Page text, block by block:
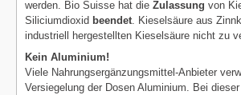
werden. Bio Suisse hat die Zulassung von
Siliciumdioxid beendet. Kieselsäure aus
industriell hergestellten Kieselsäure nicht zu
Kein Aluminium!
Viele Nahrungsergänzungsmittel-Anbieter
Versiegelung der Dosen Aluminium. Bei